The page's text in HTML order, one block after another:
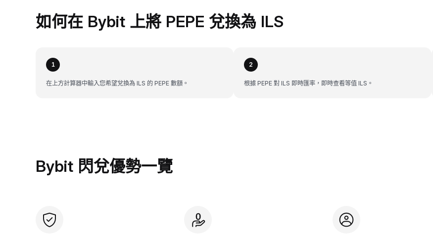
如何在 Bybit 上將 PEPE 兌換為 ILS
1
在上方計算器中輸入您希望兌換為 ILS 的 PEPE 數額。
2
根據 PEPE 對 ILS 即時匯率，即時查看等值 ILS。
Bybit 閃兌優勢一覽